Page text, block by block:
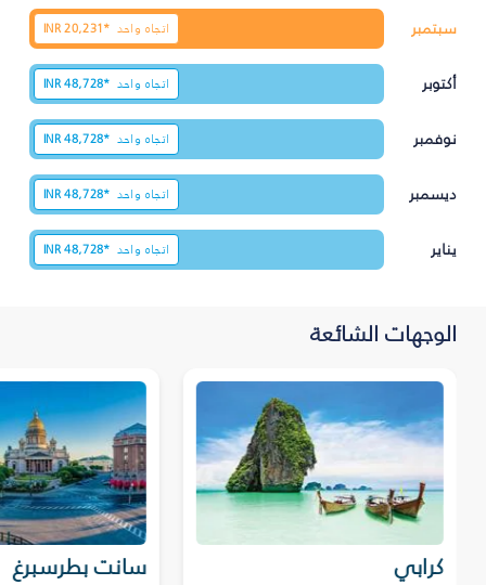
سبتمبر اتجاه واحد INR20,231*
أكتوبر اتجاه واحد INR48,728*
نوفمبر اتجاه واحد INR48,728*
ديسمبر اتجاه واحد INR48,728*
يناير اتجاه واحد INR48,728*
الوجهات الشائعة
سانت بطرسبرغ كرابي